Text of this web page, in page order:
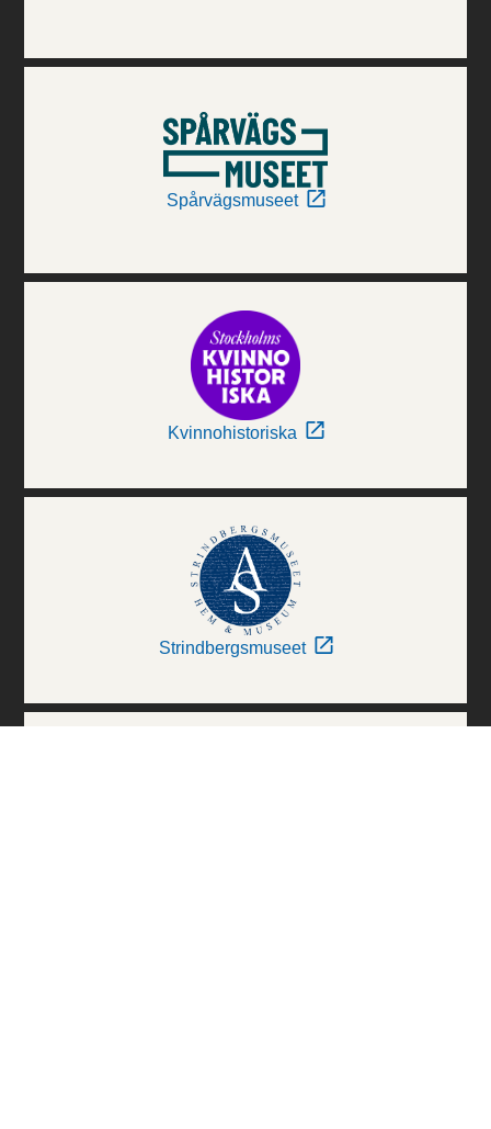
Spårvägsmuseet
Kvinnohistoriska
Strindbergsmuseet